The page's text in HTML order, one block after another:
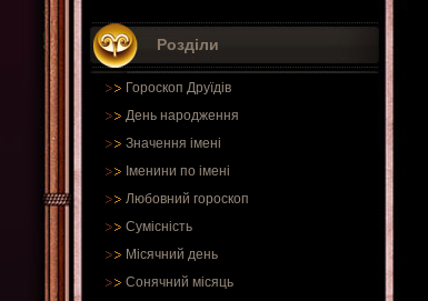
Розділи
Гороскоп Друїдів
День народження
Значення імені
Іменини по імені
Любовний гороскоп
Сумісність
Місячний день
Сонячний місяць